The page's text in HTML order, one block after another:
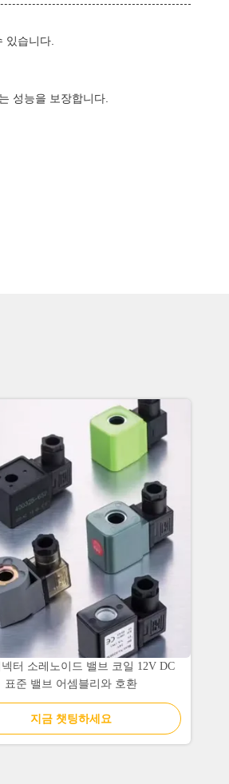
있습니다.
성능을 보장합니다.
터 소레노이드 밸브 코일 12V DC
표준 밸브 어셈블리와 호환
지금 챗팅하세요